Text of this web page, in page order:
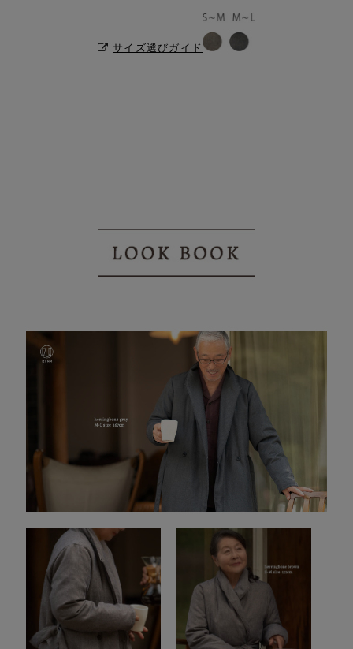
サイズ選びガイド